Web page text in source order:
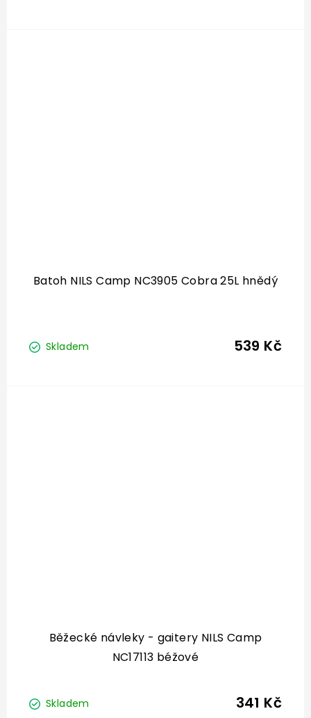
Batoh NILS Camp NC3905 Cobra 25L hnědý
Skladem 539 Kč
Běžecké návleky - gaitery NILS Camp
NC17113 béžové
Skladem 341 Kč